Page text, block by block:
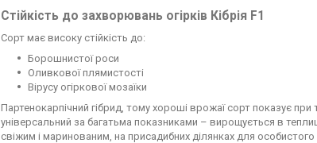
Стійкість до захворювань огірків Кібрія F1
Сорт має високу стійкість до:
Борошнистої роси
Оливкової плямистості
Вірусу огіркової мозаїки
Партенокарпічний гібрид, тому хороші врожаї сорт показує
універсальний за багатьма показниками – вирощується в
свіжим і маринованим, на присадибних ділянках для